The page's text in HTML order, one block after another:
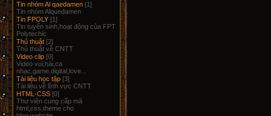
Tin nhóm Al qaedamen [1]
Tin nhóm Alquedamen
Tin FPOLY [1]
Tin tuyển sinh,hoạt động của FPT
Polytechic
Thủ thuật [2]
Thủ thuật về CNTT
Video clip [0]
Video vui,hài,ca
nhạc,game,digital,love...
Tài liệu học tập [3]
Tài liệu về lĩnh vực CNTT
HTML-CSS [0]
Thư viện cung cấp mã
html,css,theme cho